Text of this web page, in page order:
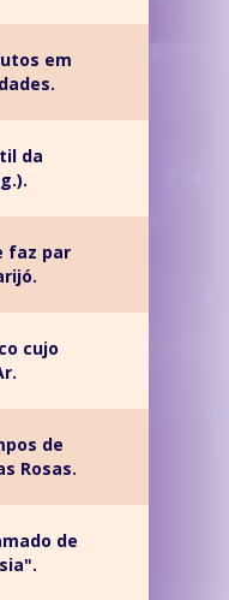
em
da
faz par
cujo
de
Rosas.
de